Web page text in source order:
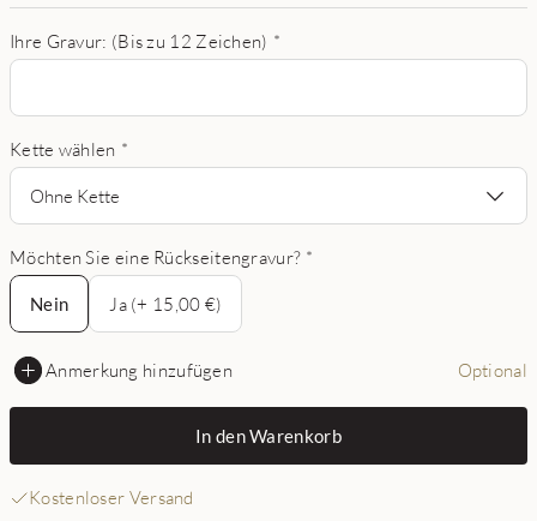
Ihre Gravur: (Bis zu 12 Zeichen) *
Kette wählen *
Ohne Kette
Möchten Sie eine Rückseitengravur? *
Nein
Nein
Ja (+ 15,00 €)
Anmerkung hinzufügen Optional
In den Warenkorb
Kostenloser Versand